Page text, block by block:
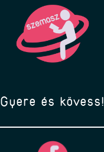
Gyere és kövess!